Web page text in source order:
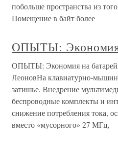
побольше пространства из
Помещение в байт более
ОПЫТЫ: Экономия
ОПЫТЫ: Экономия на
ЛеоновНа клавиатурно-
затишье. Внедрение
беспроводные комплекты и
снижение потребления тока,
вместо «мусорного» 27 МГц,